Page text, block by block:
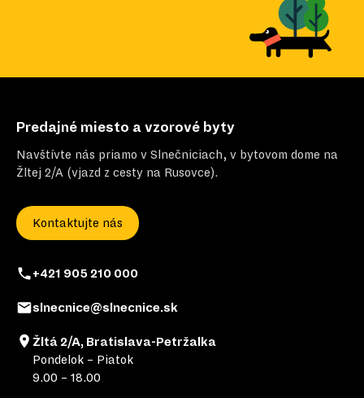
Predajné miesto a vzorové byty
Navštívte nás priamo v Slnečniciach, v bytovom dome na
Žltej 2/A (vjazd z cesty na Rusovce).
Kontaktujte nás
+421 905 210 000
slnecnice@slnecnice.sk
Žltá 2/A, Bratislava-Petržalka
Pondelok – Piatok
9.00 – 18.00